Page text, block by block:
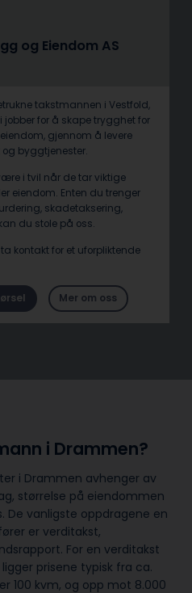
og Eiendom AS
takstmannen i Vestfold,
for å skape trygghet for
gjennom å levere
byggtjenester.
i tvil når de tar viktige
eiendom. Enten du trenger
skadetaksering,
du stole på oss.
kontakt for et uforpliktende
Mer om oss
i Drammen?
i Drammen avhenger av
størrelse på eiendommen
De vanligste oppdragene en
er verditakst,
For en verditakst
prisene typisk fra ca.
100 kvm, og opp mot 8.000